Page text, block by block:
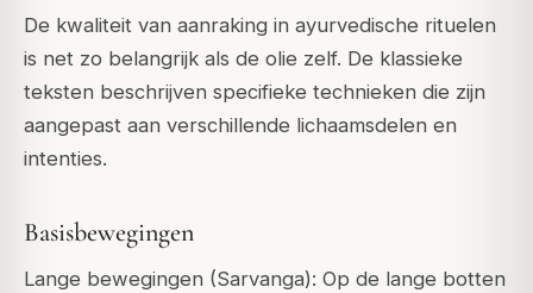
De kwaliteit van aanraking in ayurvedische rituelen
is net zo belangrijk als de olie zelf. De klassieke
teksten beschrijven specifieke technieken die zijn
aangepast aan verschillende lichaamsdelen en
intenties.
Basisbewegingen
Lange bewegingen (Sarvanga): Op de lange botten